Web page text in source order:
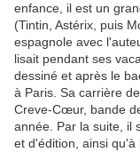
enfance, il est un
(Tintin, Astérix, puis
espagnole avec
lisait pendant ses
dessiné et après le
à Paris. Sa carrière
Creve-Cœur, bande
année. Par la suite, il
et d'édition, ainsi